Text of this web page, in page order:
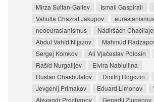
Mirza Sultan-Galiev
Ismail Gaspirali
Valiulla Chazrat Jakupov
neoeurasianismus
Nádiršách
Abdul Vahíd Nijazov
Mahmúd
Sergej Komkov
Ali Vjačeslav Polosin
Rašíd Nurgalijev
Elvira Nabiullina
Ruslan Chasbulatov
Dmitrij Rogozin
Jevgenij Primakov
Eduard Limonov
Alexandr Prochanov
Genadij Zjuganov